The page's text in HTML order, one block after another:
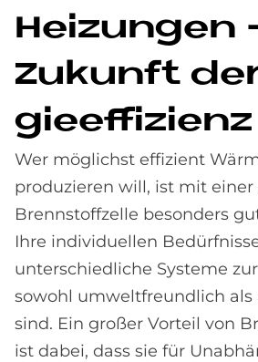
Hei­zun­gen
Zu­kun­ft
gie­ef­fi­zi­enz
Wer möglichst effizient
produzieren will, ist mit einer
Brennstoffzelle besonders
Ihre individuellen
unterschiedliche Systeme
sowohl umweltfreundlich als
sind. Ein großer Vorteil von
ist dabei, dass sie für